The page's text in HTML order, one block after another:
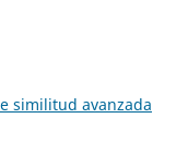
similitud avanzada